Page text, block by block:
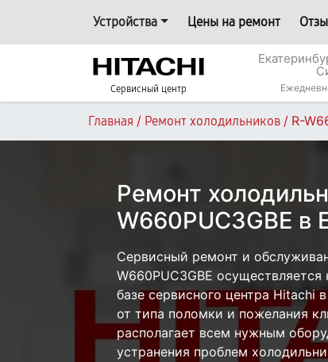
Устройства Цены на ремонт
Сервисный центр
Главная / Ремонт холодильников / R-
Ремонт
W660PUC3GBE в
Сервисный ремонт и
W660PUC3GBE
базе сервисного центра Hitachi
от типа поломки и пожелания
располагает всем нужным
устранения проблем